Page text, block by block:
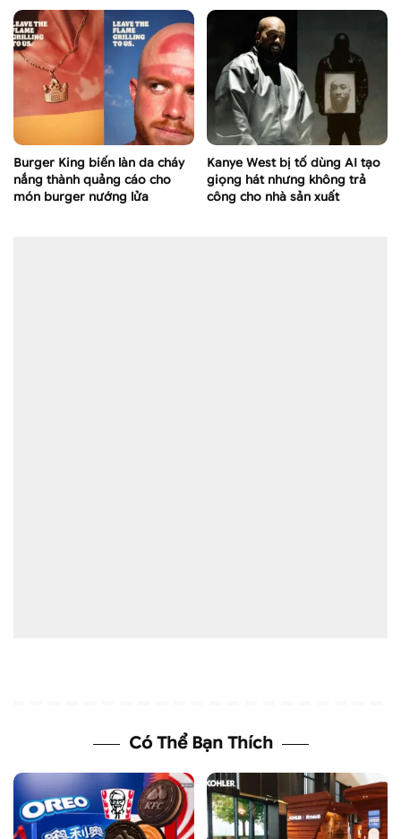
Burger King biến làn da cháy
nắng thành quảng cáo cho
món burger nướng lửa
Kanye West bị tố dùng AI tạo
giọng hát nhưng không trả
công cho nhà sản xuất
Có Thể Bạn Thích